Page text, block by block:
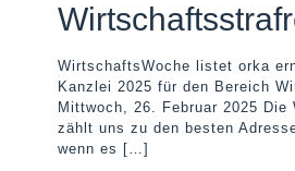
WirtschaftsWoche listet orka
Kanzlei 2025 für den Bereich
Mittwoch, 26. Februar 2025 Die
zählt uns zu den besten
wenn es […]